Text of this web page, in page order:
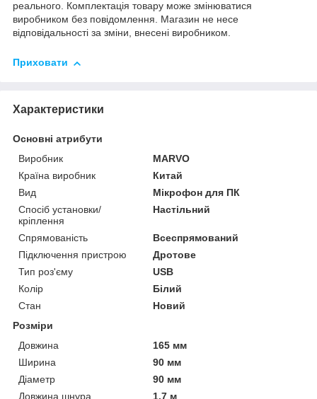
реального. Комплектація товару може змінюватися
виробником без повідомлення. Магазин не несе
відповідальності за зміни, внесені виробником.
Приховати
Характеристики
Основні атрибути
Виробник
MARVO
Країна виробник
Китай
Вид
Мікрофон для ПК
Спосіб установки/
кріплення
Настільний
Спрямованість
Всеспрямований
Підключення пристрою
Дротове
Тип роз'єму
USB
Колір
Білий
Стан
Новий
Розміри
Довжина
165 мм
Ширина
90 мм
Діаметр
90 мм
Довжина шнура
1.7 м